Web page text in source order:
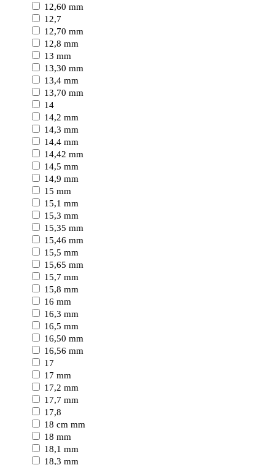
12,60 mm
12,7
12,70 mm
12,8 mm
13 mm
13,30 mm
13,4 mm
13,70 mm
14
14,2 mm
14,3 mm
14,4 mm
14,42 mm
14,5 mm
14,9 mm
15 mm
15,1 mm
15,3 mm
15,35 mm
15,46 mm
15,5 mm
15,65 mm
15,7 mm
15,8 mm
16 mm
16,3 mm
16,5 mm
16,50 mm
16,56 mm
17
17 mm
17,2 mm
17,7 mm
17,8
18 cm mm
18 mm
18,1 mm
18,3 mm